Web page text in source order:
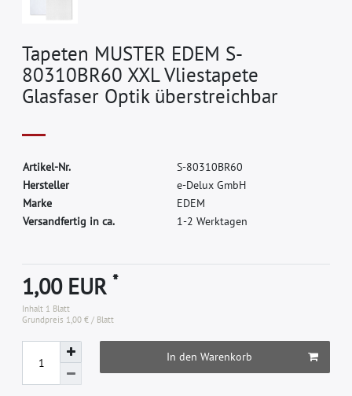
Tapeten MUSTER EDEM S-
80310BR60 XXL Vliestapete
Glasfaser Optik überstreichbar
Artikel-Nr. S-80310BR60
Hersteller e-Delux GmbH
Marke EDEM
Versandfertig in ca.
1-2 Werktagen
1,00 EUR*
Inhalt 1 Blatt
Grundpreis 1,00 € / Blatt
In den Warenkorb